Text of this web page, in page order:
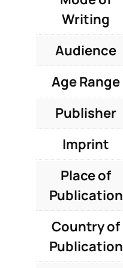
Writing
Audience
Age Range
Publisher
Imprint
Place of
Publication
Country of
Publication